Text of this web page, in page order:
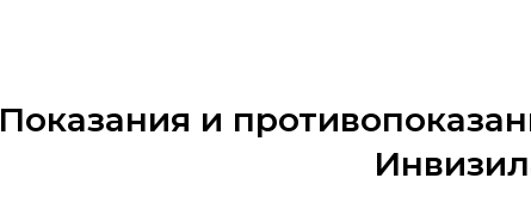
Показания и